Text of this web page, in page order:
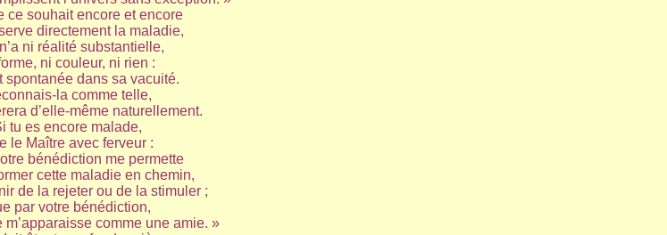
ce souhait encore et encore
directement la maladie,
ni réalité substantielle,
ni couleur, ni rien :
spontanée dans sa vacuité.
la comme telle,
d’elle-même naturellement.
tu es encore malade,
le Maître avec ferveur :
bénédiction me permette
cette maladie en chemin,
de la rejeter ou de la stimuler ;
par votre bénédiction,
m’apparaisse comme une amie. »